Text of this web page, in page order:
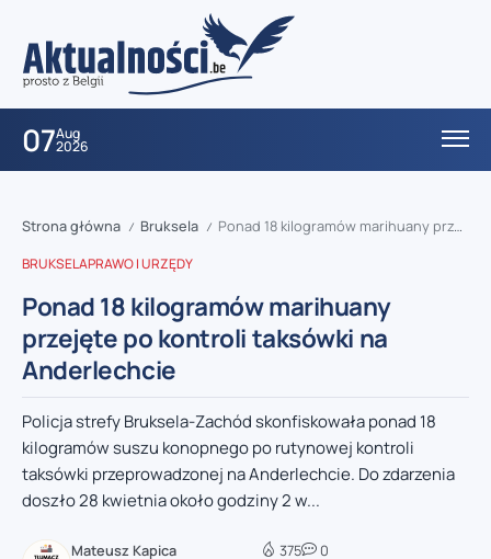
07Aug
2026
Strona główna / Bruksela / Ponad 18 kilogramów marihuany przejęte po kontroli taksówki na Anderlechcie
BRUKSELAPRAWO I URZĘDY
Ponad 18 kilogramów marihuany
przejęte po kontroli taksówki na
Anderlechcie
Policja strefy Bruksela-Zachód skonfiskowała ponad 18
kilogramów suszu konopnego po rutynowej kontroli
taksówki przeprowadzonej na Anderlechcie. Do zdarzenia
doszło 28 kwietnia około godziny 2 w...
Mateusz Kapica
375 0